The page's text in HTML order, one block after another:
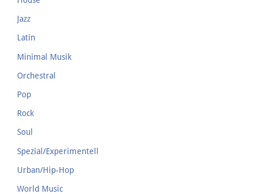
Jazz
Latin
Minimal Musik
Orchestral
Pop
Rock
Soul
Spezial/Experimentell
Urban/Hip-Hop
World Music